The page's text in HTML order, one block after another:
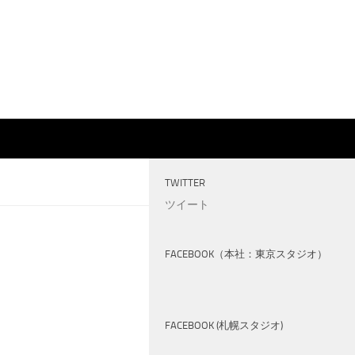
TWITTER
ツイート
FACEBOOK（本社：東京スタジオ）
FACEBOOK (札幌スタジオ)